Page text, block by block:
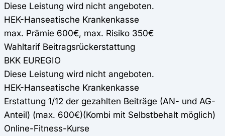
Diese Leistung wird nicht angeboten.
HEK-Hanseatische Krankenkasse
max. Prämie 600€, max. Risiko 350€
Wahltarif Beitragsrückerstattung
BKK EUREGIO
Diese Leistung wird nicht angeboten.
HEK-Hanseatische Krankenkasse
Erstattung 1/12 der gezahlten Beiträge (AN- und AG-
Anteil) (max. 600€)(Kombi mit Selbstbehalt möglich)
Online-Fitness-Kurse